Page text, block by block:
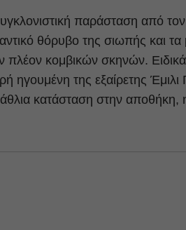
παράσταση από
θόρυβο της σιωπής και
πλέον κομβικών σκηνών.
ηγουμένη της εξαίρετης
άθλια κατάσταση στην